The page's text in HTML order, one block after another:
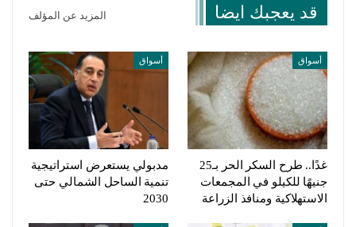
قد يعجبك ايضا المزيد عن المؤلف
أسواق
غدًا.. طرح السكر الحر بـ25
جنيهًا للكيلو في المجمعات
الاستهلاكية ومنافذ الزراعة
أسواق
مدبولي يستعرض استراتيجية
تنمية الساحل الشمالي حتى
2030